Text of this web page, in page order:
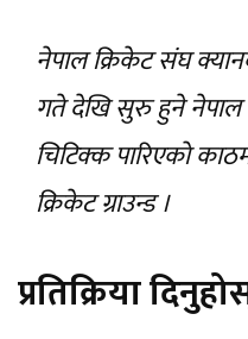
नेपाल क्रिकेट स‌ंघ
गते देखि सुरु हुने नेपाल
चिटिक्क पारिएकाे
क्रिकेट ग्राउन्ड ।
प्रतिक्रिया